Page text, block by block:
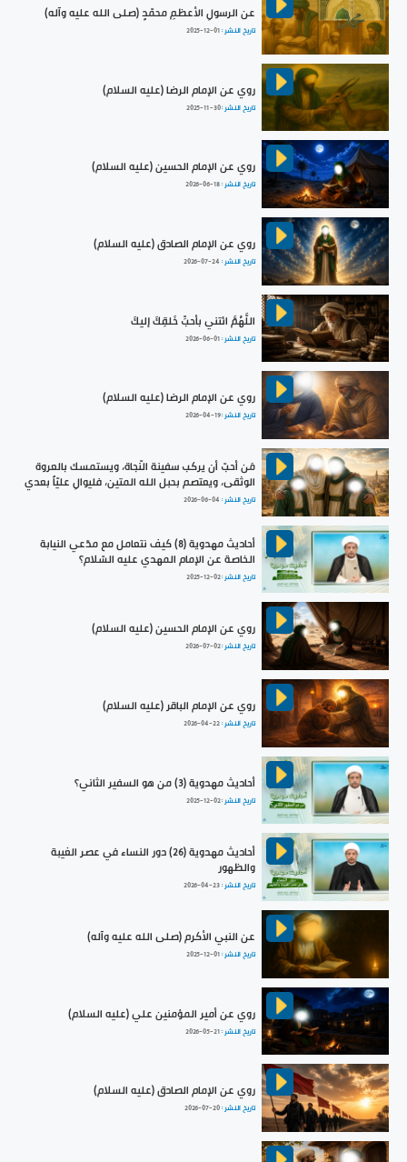
عن الرسولِ الأعظمِ محمّدٍ (صلى الله عليه وآله)
تاريخ النشر :2025-12-01
روي عن الإمام الرضا (عليه السلام)
تاريخ النشر :2025-11-30
روي عن الإمام الحسين (عليه السلام)
تاريخ النشر :2026-06-18
روي عن الإمام الصادق (عليه السلام)
تاريخ النشر : 2026-07-24
اللَّهُمَّ ائتني بأحبِّ خَلقِكَ إليكَ
تاريخ النشر :2026-06-01
روي عن الإمام الرضا (عليه السلام)
تاريخ النشر :2026-04-19
مَن أحبّ أن يركب سفينة النّجاة، ويستمسك بالعروة
الوثقى، ويعتصم بحبل الله المتين، فليوالِ عليّاً بعدي
تاريخ النشر : 2026-06-04
أحاديث مهدوية (8) كيف نتعامل مع مدّعي النيابة
الخاصة عن الإمام المهدي عليه السّلام؟
تاريخ النشر :2025-12-02
روي عن الإمام الحسين (عليه السلام)
تاريخ النشر :2026-07-02
روي عن الإمام الباقر (عليه السلام)
تاريخ النشر :2026-04-22
أحاديث مهدوية (3) من هو السفير الثاني؟
تاريخ النشر :2025-12-02
أحاديث مهدوية (26) دور النساء في عصر الغيبة
والظهور
تاريخ النشر :2026-04-23
عن النبي الأكرم (صلى الله عليه وآله)
تاريخ النشر :2025-12-01
روي عن أمير المؤمنين علي (عليه السلام)
تاريخ النشر :2026-05-21
روي عن الإمام الصادق (عليه السلام)
تاريخ النشر :2026-07-20